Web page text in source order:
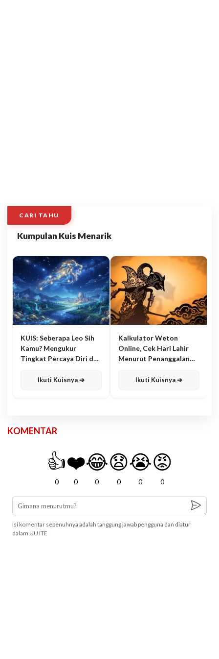
CARI TAHU
Kumpulan Kuis Menarik
KUIS: Seberapa Leo Sih
Kamu? Mengukur
Tingkat Percaya Diri dan
Ikuti Kuisnya ➔
Kalkulator Weton
Online, Cek Hari Lahir
Menurut Penanggalan
Ikuti Kuisnya ➔
KOMENTAR
👍
0
❤️
0
😂
0
😧
0
😭
0
😡
0
Isi komentar sepenuhnya adalah tanggung jawab pengguna dan diatur
dalam UU ITE